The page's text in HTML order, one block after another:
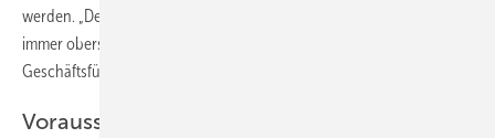
werden. „Der Datenschutz hat bei allen diesen Anwendungen aber
immer oberste Priorität“, versichert Manfred Hofer, Vorsitzender der
Geschäftsführung von Netz Oberösterreich.
Voraussetzung für die neue Energiewelt